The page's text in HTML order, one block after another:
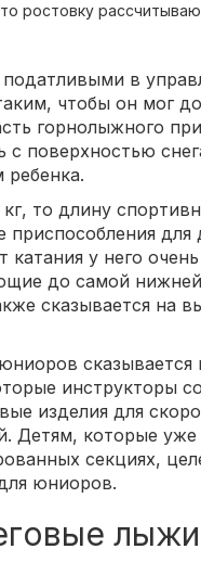
ростовку
в
чтобы он мог
горнолыжного
с поверхностью
ребенка.
то длину
приспособления
катания у него
до самой
сказывается на
сказывается
инструкторы
изделия для
Детям, которые уже
секциях,
юниоров.